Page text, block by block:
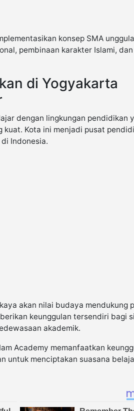
konsep SMA
pembinaan karakter Islami,
di Yogyakarta
dengan lingkungan pendidikan
Kota ini menjadi pusat
Indonesia.
akan nilai budaya mendukung
keunggulan tersendiri bagi
akademik.
Academy memanfaatkan
untuk menciptakan suasana